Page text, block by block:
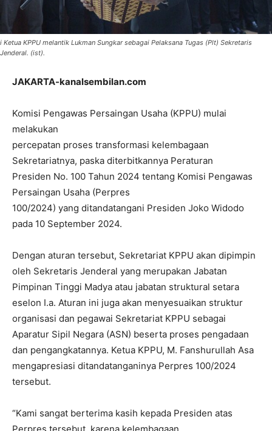
i Ketua KPPU melantik Lukman Sungkar sebagai Pelaksana Tugas (Plt) Sekretaris
Jenderal. (ist).
JAKARTA-kanalsembilan.com
Komisi Pengawas Persaingan Usaha (KPPU) mulai
melakukan
percepatan proses transformasi kelembagaan
Sekretariatnya, paska diterbitkannya Peraturan
Presiden No. 100 Tahun 2024 tentang Komisi Pengawas
Persaingan Usaha (Perpres
100/2024) yang ditandatangani Presiden Joko Widodo
pada 10 September 2024.
Dengan aturan tersebut, Sekretariat KPPU akan dipimpin
oleh Sekretaris Jenderal yang merupakan Jabatan
Pimpinan Tinggi Madya atau jabatan struktural setara
eselon I.a. Aturan ini juga akan menyesuaikan struktur
organisasi dan pegawai Sekretariat KPPU sebagai
Aparatur Sipil Negara (ASN) beserta proses pengadaan
dan pengangkatannya. Ketua KPPU, M. Fanshurullah Asa
mengapresiasi ditandatanganinya Perpres 100/2024
tersebut.
“Kami sangat berterima kasih kepada Presiden atas